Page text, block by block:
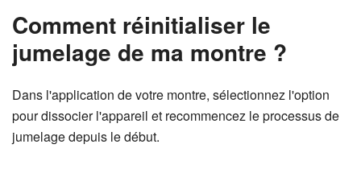
Comment réinitialiser le
jumelage de ma montre ?
Dans l'application de votre montre, sélectionnez l'option
pour dissocier l'appareil et recommencez le processus de
jumelage depuis le début.